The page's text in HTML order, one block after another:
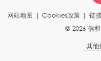
网站地图 Cookies政策 链
© 2026 信和
其他